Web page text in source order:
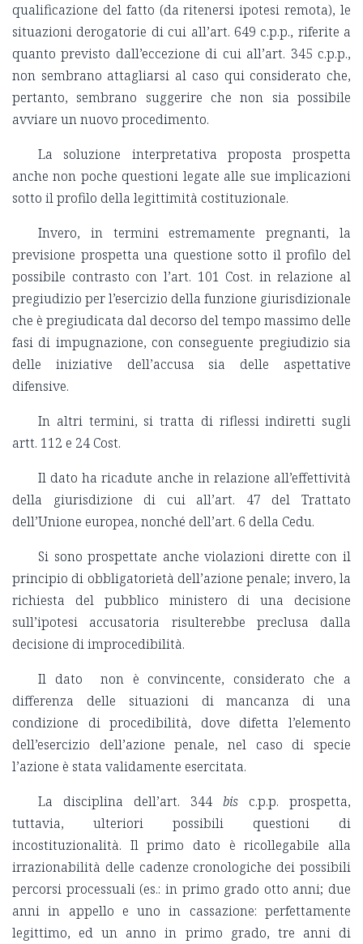
qualificazione del fatto (da ritenersi ipotesi remota), le
situazioni derogatorie di cui all’art. 649 c.p.p., riferite a
quanto previsto dall’eccezione di cui all’art. 345 c.p.p.,
non sembrano attagliarsi al caso qui considerato che,
pertanto, sembrano suggerire che non sia possibile
avviare un nuovo procedimento.
La soluzione interpretativa proposta prospetta
anche non poche questioni legate alle sue implicazioni
sotto il profilo della legittimità costituzionale.
Invero, in termini estremamente pregnanti, la
previsione prospetta una questione sotto il profilo del
possibile contrasto con l’art. 101 Cost. in relazione al
pregiudizio per l’esercizio della funzione giurisdizionale
che è pregiudicata dal decorso del tempo massimo delle
fasi di impugnazione, con conseguente pregiudizio sia
delle iniziative dell’accusa sia delle aspettative
difensive.
In altri termini, si tratta di riflessi indiretti sugli
artt. 112 e 24 Cost.
Il dato ha ricadute anche in relazione all’effettività
della giurisdizione di cui all’art. 47 del Trattato
dell’Unione europea, nonché dell’art. 6 della Cedu.
Si sono prospettate anche violazioni dirette con il
principio di obbligatorietà dell’azione penale; invero, la
richiesta del pubblico ministero di una decisione
sull’ipotesi accusatoria risulterebbe preclusa dalla
decisione di improcedibilità.
Il dato non è convincente, considerato che a
differenza delle situazioni di mancanza di una
condizione di procedibilità, dove difetta l’elemento
dell’esercizio dell’azione penale, nel caso di specie
l’azione è stata validamente esercitata.
La disciplina dell’art. 344 bis c.p.p. prospetta,
tuttavia, ulteriori possibili questioni di
incostituzionalità. Il primo dato è ricollegabile alla
irrazionabilità delle cadenze cronologiche dei possibili
percorsi processuali (es.: in primo grado otto anni; due
anni in appello e uno in cassazione: perfettamente
legittimo, ed un anno in primo grado, tre anni di